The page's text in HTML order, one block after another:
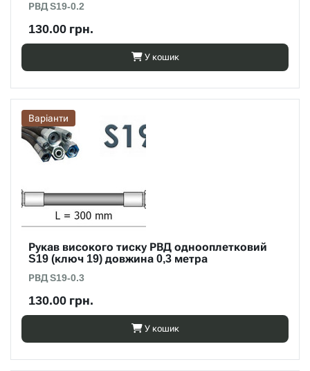
РВД S19-0.2
130.00 грн.
У кошик
Варіанти
Рукав високого тиску РВД однооплетковий
S19 (ключ 19) довжина 0,3 метра
РВД S19-0.3
130.00 грн.
У кошик